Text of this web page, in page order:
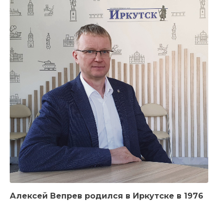
Алексей Вепрев родился в Иркутске в 1976